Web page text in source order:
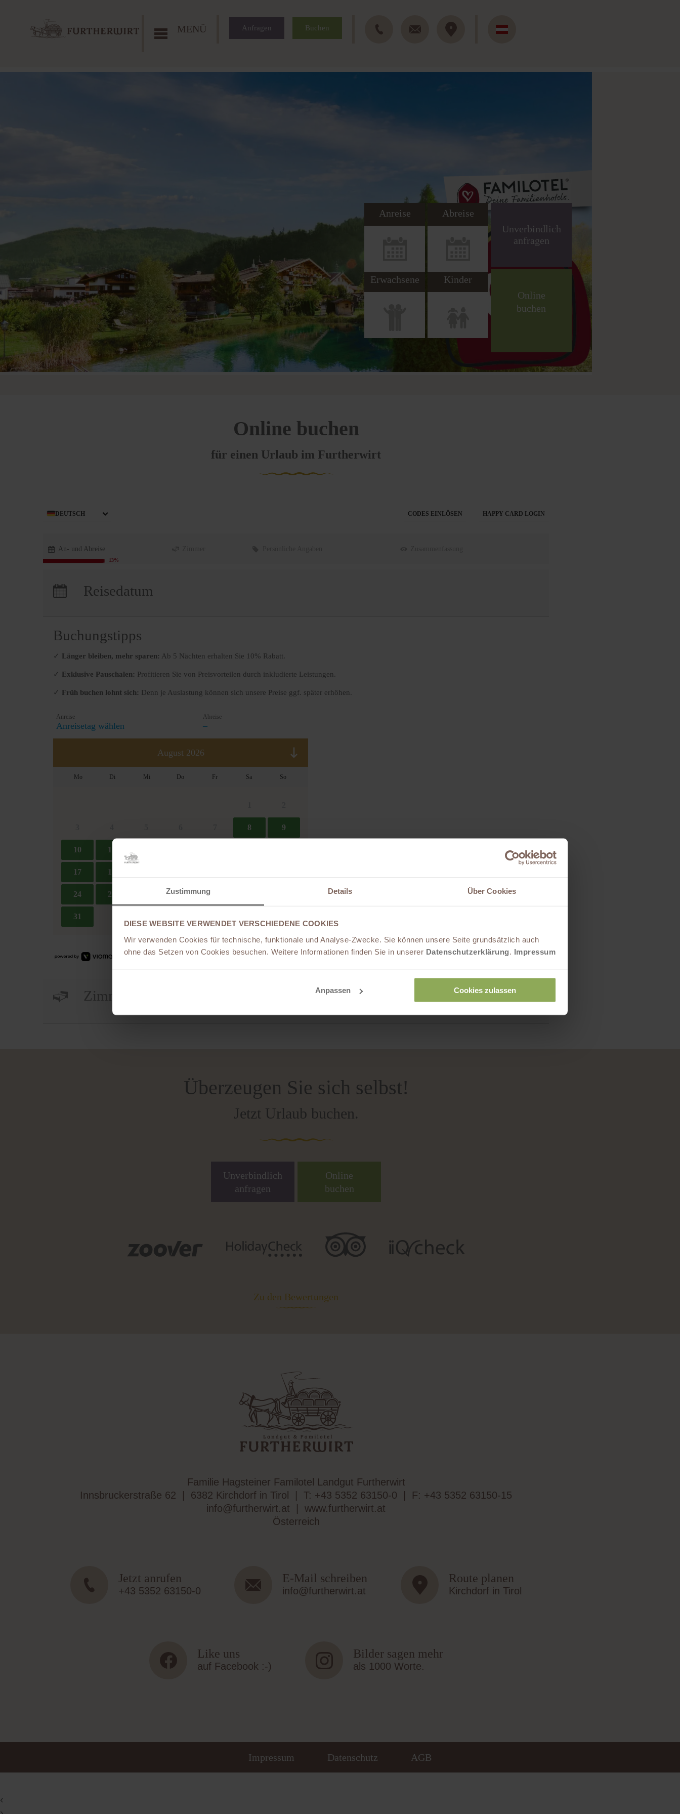
Zustimmung Details Über Cookies
DIESE WEBSITE VERWENDET VERSCHIEDENE COOKIES
Wir verwenden Cookies für technische, funktionale und Analyse-Zwecke. Sie können unsere Seite grundsätzlich auch
ohne das Setzen von Cookies besuchen. Weitere Informationen finden Sie in unserer Datenschutzerklärung. Impressum
Anpassen Cookies zulassen
MENÜ Anfragen Buchen
Anreise Abreise
Erwachsene
Kinder
Online
buchen
Online buchen
für einen Urlaub im Furtherwirt
DEUTSCH CODES EINLÖSEN HAPPY CARD LOGIN
An- und Abreise
13%
Übernachtungen:
Reisedatum
Buchungstipps
✓ Länger bleiben, mehr sparen: Ab 5 Nächten erhalten Sie 10% Rabatt.
✓ Exklusive Pauschalen: Profitieren Sie von Preisvorteilen durch inkludierte Leistungen.
✓ Früh buchen lohnt sich: Denn je Auslastung können sich unsere Preise ggf. später erhöhen.
Weiter
Zimmer 1:
Überzeugen Sie sich selbst!
Jetzt Urlaub buchen.
Unverbindlich
anfragen
Online
buchen
Zu den Bewertungen
Familie Hagsteiner Familotel Landgut Furtherwirt
Innsbruckerstraße 62
6382 Kirchdorf in Tirol T: +43 5352 63150-0
F: +43 5352 63150-15
info@furtherwirt.at
www.furtherwirt.at
Österreich
Jetzt anrufen
+43 5352 63150-0
E-Mail schreiben
info@furtherwirt.at
Route planen
Kirchdorf in Tirol
Like uns
auf Facebook :-)
Bilder sagen mehr
als 1000 Worte.
Impressum Datenschutz AGB
‹